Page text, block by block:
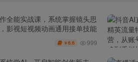
全能实战课，系统掌握镜头思
影视短视频动画通用接单技能
￥6.6 999